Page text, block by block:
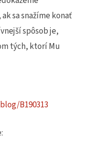
sa snažíme konať
spôsob je,
tých, ktorí Mu
B190313